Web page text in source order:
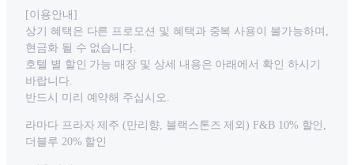
[이용안내]
상기 혜택은 다른 프로모션 및 혜택과 중복 사용이 불가능하며,
현금화 될 수 없습니다.
호텔 별 할인 가능 매장 및 상세 내용은 아래에서 확인 하시기
바랍니다.
반드시 미리 예약해 주십시오.
라마다 프라자 제주 (만리향, 블랙스톤즈 제외) F&B 10% 할인,
더블루 20% 할인